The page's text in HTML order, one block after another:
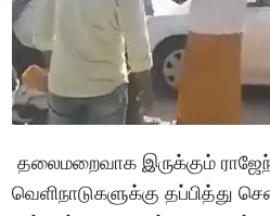
தலைமறைவாக இருக்கும்
வெளிநாடுகளுக்கு தப்பித்து